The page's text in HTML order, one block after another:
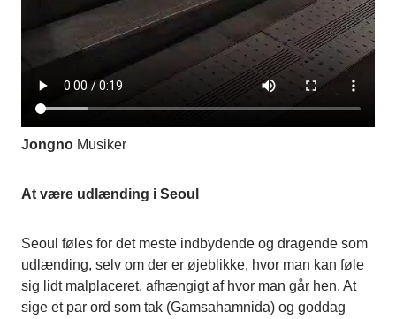
Jongno Musiker
At være udlænding i Seoul
Seoul føles for det meste indbydende og dragende som
udlænding, selv om der er øjeblikke, hvor man kan føle
sig lidt malplaceret, afhængigt af hvor man går hen. At
sige et par ord som tak (Gamsahamnida) og goddag